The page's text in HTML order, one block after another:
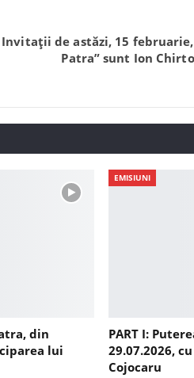
Invitații de astăzi, 15
Patra” sunt Ion
din
lui
EMISIUNI
PART I:
29.07.2026,
Cojocaru